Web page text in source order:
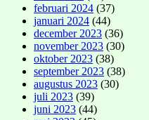
februari 2024 (37)
januari 2024 (44)
december 2023 (36)
november 2023 (30)
oktober 2023 (38)
september 2023 (38)
augustus 2023 (30)
juli 2023 (39)
juni 2023 (44)